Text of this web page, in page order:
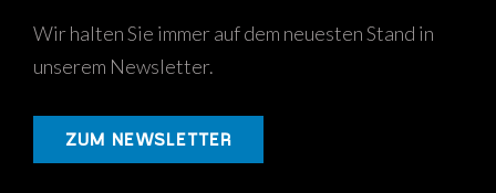
Wir halten Sie immer auf dem neuesten Stand in
unserem Newsletter.
ZUM NEWSLETTER